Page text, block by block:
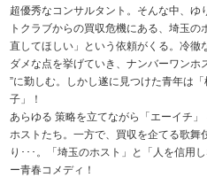
超優秀なコンサルタント。そんな中、ゆ
トクラブからの買収危機にある、埼玉の
直してほしい」という依頼がくる。冷徹
ダメな点を挙げていき、ナンバーワンホ
”に勤しむ。しかし遂に見つけた青年は
子」！
あらゆる 策略を立てながら「エーイチ
ホストたち。一方で、買収を企てる歌舞
り･･･。「埼玉のホスト」と「人を信用
ー青春コメディ！